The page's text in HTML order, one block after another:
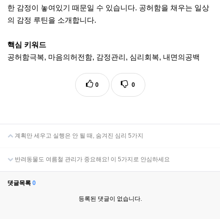
한 감정이 놓여있기 때문일 수 있습니다. 공허함을 채우는 일상
의 감정 루틴을 소개합니다.
핵심 키워드
공허함극복, 마음의허전함, 감정관리, 심리회복, 내면의공백
0 0
계획만 세우고 실행은 안 될 때, 숨겨진 심리 5가지
반려동물도 여름철 관리가 중요해요! 이 5가지로 안심하세요
댓글목록 0
등록된 댓글이 없습니다.